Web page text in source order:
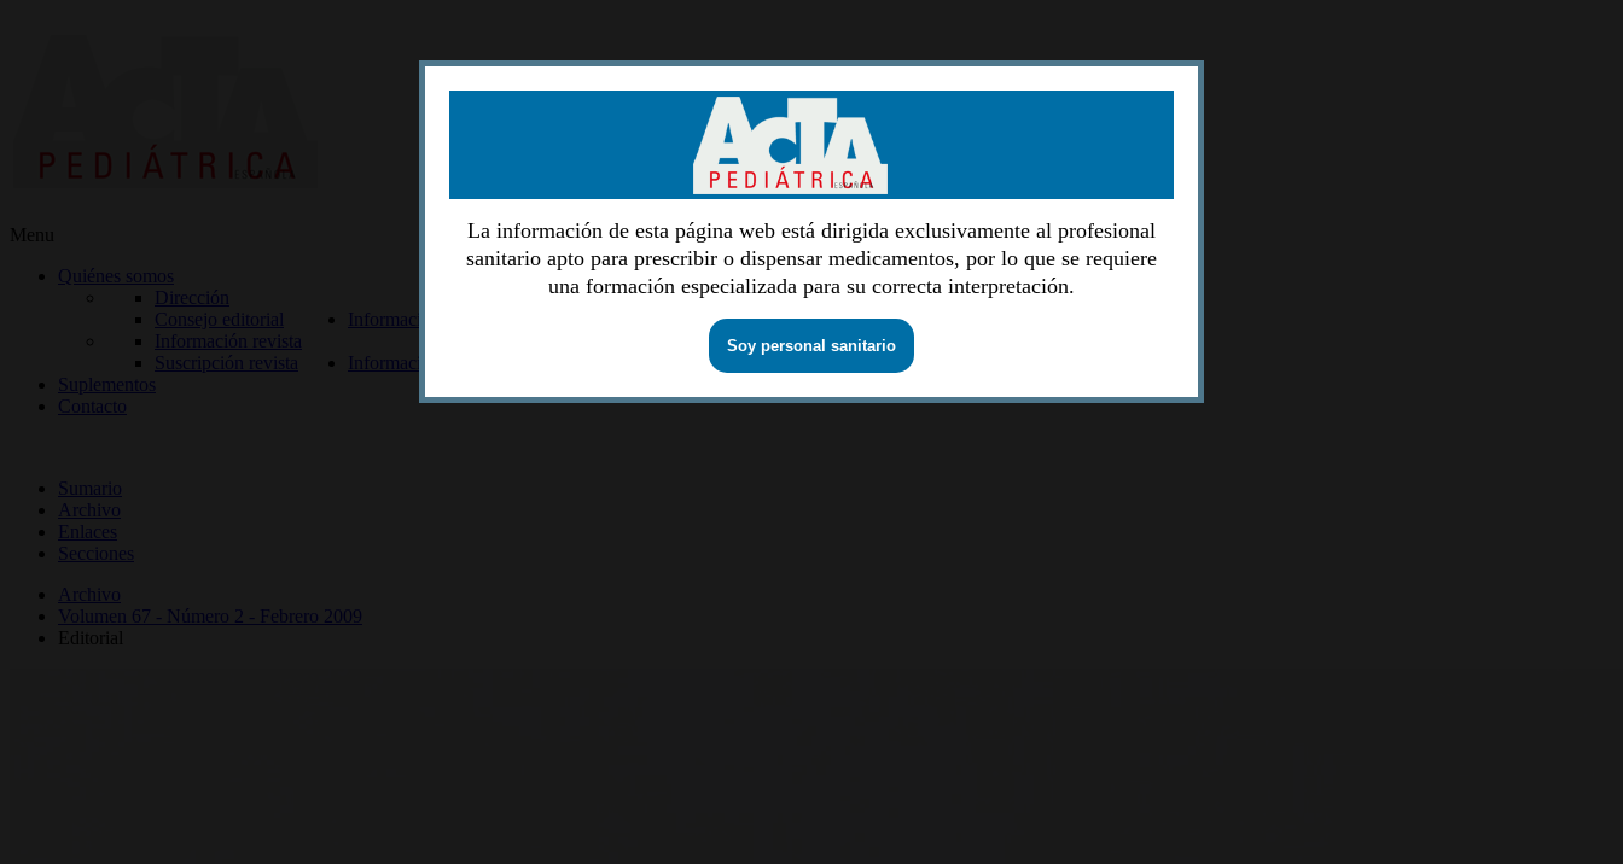
Menu
Quiénes somos
Dirección
Consejo editorial
Información lectores
Información revista
Suscripción revista
Información autores
Suplementos
Contacto
Sumario
Archivo
Enlaces
Secciones
Archivo
Volumen 67 - Número 2 - Febrero 2009
Editorial
La información de esta página web está dirigida exclusivamente al profesional
sanitario apto para prescribir o dispensar medicamentos, por lo que se requiere
una formación especializada para su correcta interpretación.
Soy personal sanitario